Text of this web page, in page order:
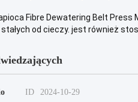
Fibre Dewatering Belt
od cieczy. jest również
ID
2024-10-29